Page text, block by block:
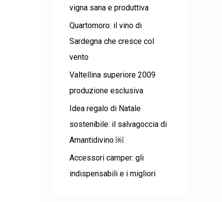
vigna sana e produttiva
Quartomoro: il vino di
Sardegna che cresce col
vento
Valtellina superiore 2009
produzione esclusiva
Idea regalo di Natale
sostenibile: il salvagoccia di
Amantidivino ￼
Accessori camper: gli
indispensabili e i migliori